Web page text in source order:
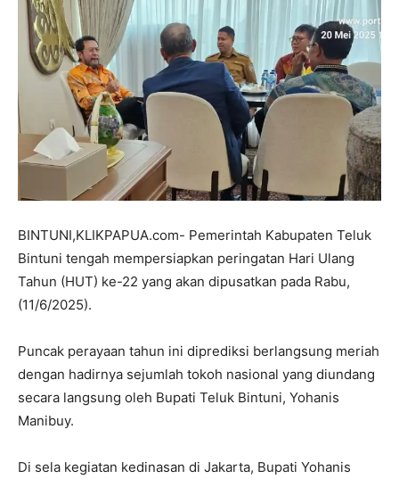
BINTUNI,KLIKPAPUA.com- Pemerintah Kabupaten Teluk
Bintuni tengah mempersiapkan peringatan Hari Ulang
Tahun (HUT) ke-22 yang akan dipusatkan pada Rabu,
(11/6/2025).
Puncak perayaan tahun ini diprediksi berlangsung meriah
dengan hadirnya sejumlah tokoh nasional yang diundang
secara langsung oleh Bupati Teluk Bintuni, Yohanis
Manibuy.
Di sela kegiatan kedinasan di Jakarta, Bupati Yohanis